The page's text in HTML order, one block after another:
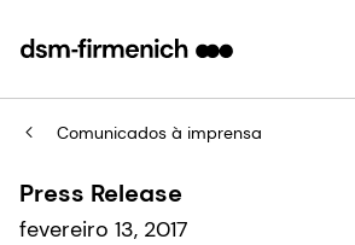
Comunicados à imprensa
Press Release
fevereiro 13, 2017